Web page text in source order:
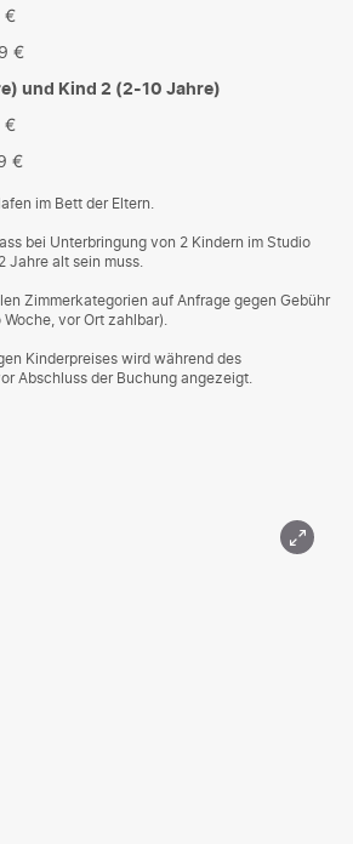
€
€
und Kind 2 (2-10 Jahre)
€
€
im Bett der Eltern.
bei Unterbringung von 2 Kindern im Studio
Jahre alt sein muss.
Zimmerkategorien auf Anfrage gegen Gebühr
vor Ort zahlbar).
Kinderpreises wird während des
Abschluss der Buchung angezeigt.